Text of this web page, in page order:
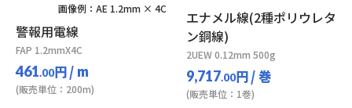
画像例：AE 1.2mm × 4C
警報用電線
FAP 1.2mmX4C
461.00円/ m
(販売単位：200m)
エナメル線(2種ポリウレタ
ン銅線)
2UEW 0.12mm 500g
9,717.00円/ 巻
(販売単位：1巻)